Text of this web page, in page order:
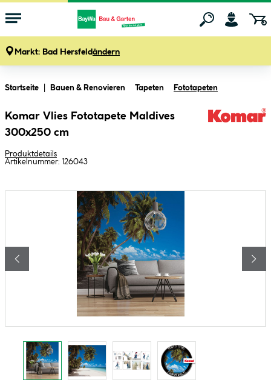
Markt: Bad Hersfeldändern
Startseite Bauen & Renovieren Tapeten Fototapeten
Komar Vlies Fototapete Maldives
300x250 cm
Produktdetails
Artikelnummer: 126043
Bildergalerie überspringen